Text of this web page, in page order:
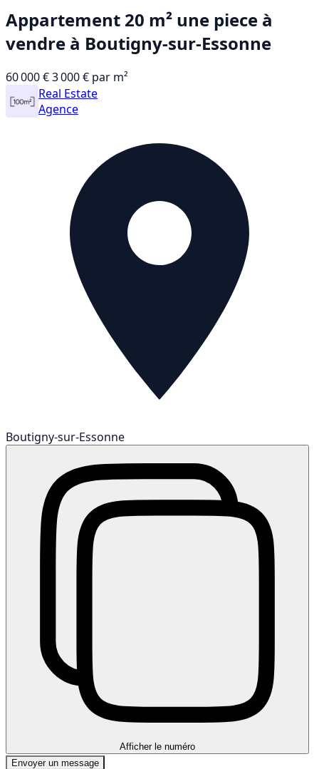
Appartement 20 m² une piece à
vendre à Boutigny-sur-Essonne
60 000 €3 000 € par m²
Real Estate
Agence
Boutigny-sur-Essonne
Afficher le numéro
Envoyer un message